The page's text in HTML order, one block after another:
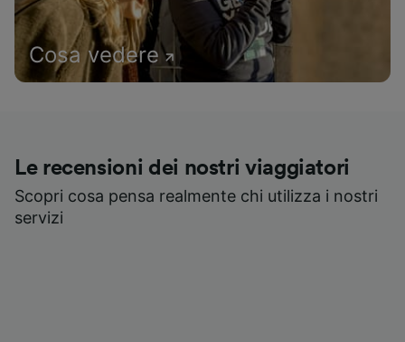
Cosa vedere
Le recensioni dei nostri viaggiatori
Scopri cosa pensa realmente chi utilizza i nostri
servizi